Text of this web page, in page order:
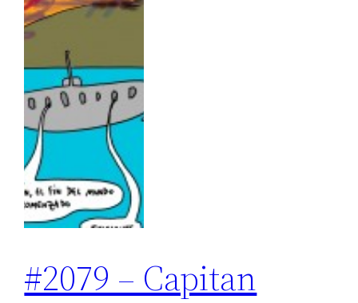
#2079 – Capitan